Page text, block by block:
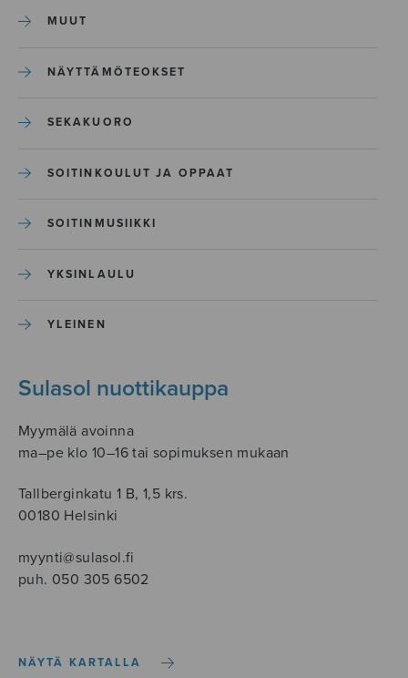
MUUT
NÄYTTÄMÖTEOKSET
SEKAKUORO
SOITINKOULUT JA OPPAAT
SOITINMUSIIKKI
YKSINLAULU
YLEINEN
Sulasol nuottikauppa
Myymälä avoinna
ma–pe klo 10–16 tai sopimuksen mukaan
Tallberginkatu 1 B, 1,5 krs.
00180 Helsinki
myynti@sulasol.fi
puh. 050 305 6502
NÄYTÄ KARTALLA